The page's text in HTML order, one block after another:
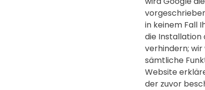
in keinem Fall
die Installation
verhindern; wir
sämtliche
Website
der zuvor